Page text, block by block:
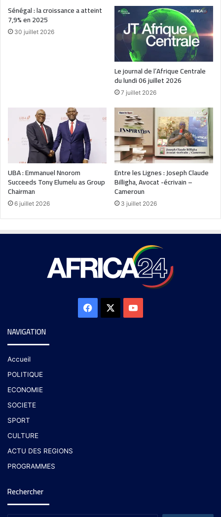
Sénégal : la croissance a atteint
7,9% en 2025
30 juillet 2026
Le journal de l’Afrique Centrale
du lundi 06 juillet 2026
7 juillet 2026
UBA : Emmanuel Nnorom
Succeeds Tony Elumelu as Group
Chairman
6 juillet 2026
Entre les Lignes : Joseph Claude
Billigha, Avocat -écrivain –
Cameroun
3 juillet 2026
NAVIGATION
Accueil
POLITIQUE
ECONOMIE
SOCIETE
SPORT
CULTURE
ACTU DES REGIONS
PROGRAMMES
Rechercher